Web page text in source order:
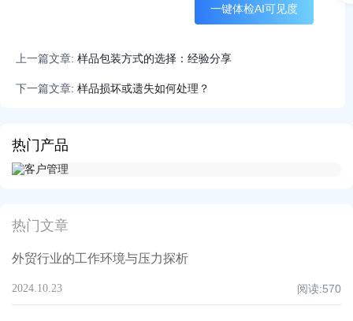
热门产品
热门文章
外贸行业的工作环境与压力探析
2024.10.23 阅读:570
一键体检AI可见度
上一篇文章: 样品包装方式的选择：经验分享
下一篇文章: 样品损坏或遗失如何处理？